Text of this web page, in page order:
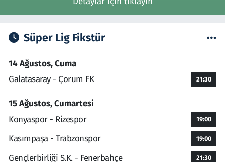
Süper Lig Fikstür
14 Ağustos, Cuma
Galatasaray - Çorum FK
21:30
15 Ağustos, Cumartesi
Konyaspor - Rizespor
19:00
Kasımpaşa - Trabzonspor 19:00
Gençlerbirliği S.K. - Fenerbahçe 21:30